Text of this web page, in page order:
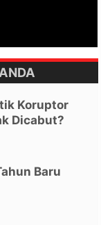
Koruptor
Dicabut?
Baru